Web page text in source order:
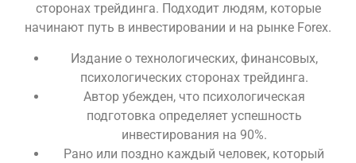
сторонах трейдинга. Подходит людям, которые
начинают путь в инвестировании и на рынке Forex.
Издание о технологических, финансовых,
психологических сторонах трейдинга.
Автор убежден, что психологическая
подготовка определяет успешность
инвестирования на 90%.
Рано или поздно каждый человек, который